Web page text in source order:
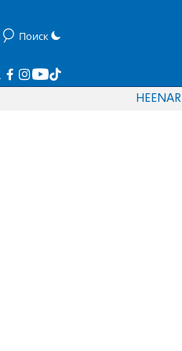
Поиск
HEENAR